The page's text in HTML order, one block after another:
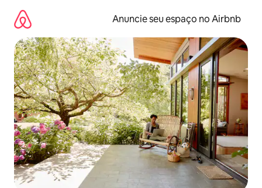
para
conteúdo
Anuncie seu espaço no Airbnb